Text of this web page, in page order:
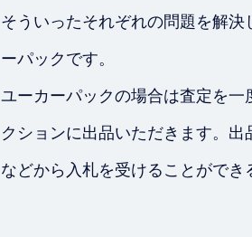
そういったそれぞれの問題を解
ーパックです。
ユーカーパックの場合は査定を
クションに出品いただきます。
などから入札を受けることができ